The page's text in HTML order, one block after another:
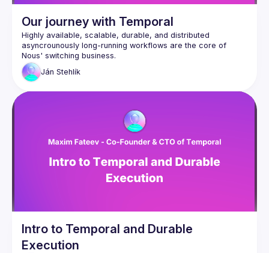
Our journey with Temporal
Highly available, scalable, durable, and distributed
asyncrounously long-running workflows are the core of
Having a powerful orchestration engine is critical and our
as our core way to deterministically run our core business
Ján Stehlík
Intro to Temporal and Durable
Execution